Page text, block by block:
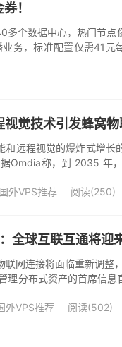
！
多个数据中心，热门节
务，标准配置仅需41元
服务。
觉技术引发蜂窝
和远程视觉的爆炸式增
Omdia称，到 2035 年
国外VPS推荐 阅读(250)
全球互联互通将迎
联网连接将面临重新调整
理分布式资产的首席信
外VPS推荐 阅读(502)